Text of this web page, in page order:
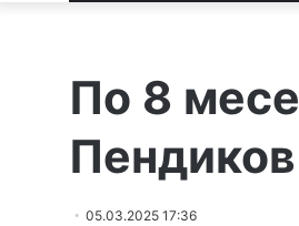
По 8
05.03.2025 17:36